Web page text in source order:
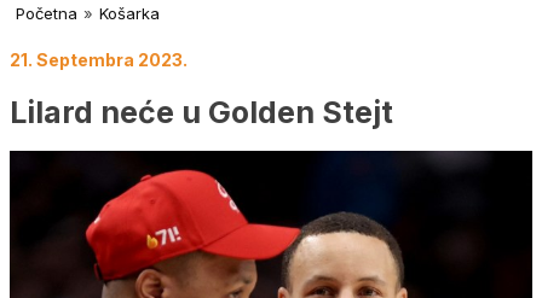
Početna » Košarka
21. Septembra 2023.
Lilard neće u Golden Stejt